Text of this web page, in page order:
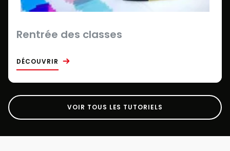
Rentrée des classes
DÉCOUVRIR
VOIR TOUS LES TUTORIELS